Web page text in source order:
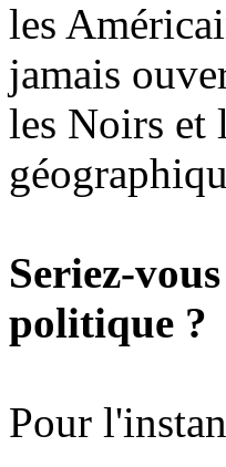
les
jamais
les Noirs et
Seriez-
politique ?
Pour